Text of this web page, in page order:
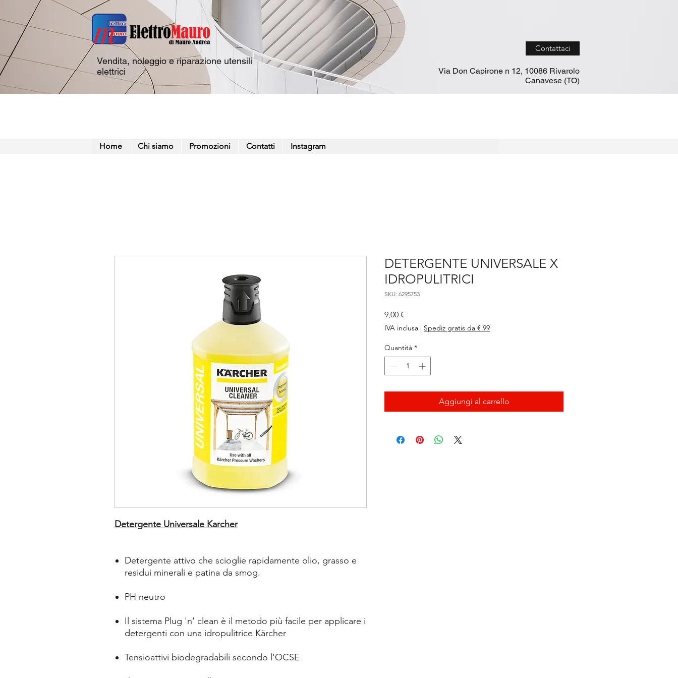
Vendita, noleggio e riparazione utensili
elettrici
Contattaci
Via Don Capirone n 12, 10086 Rivarolo
Canavese (TO)
Home Chi siamo Promozioni Contatti Instagram
Detergente Universale Karcher
Detergente attivo che scioglie rapidamente olio, grasso e
residui minerali e patina da smog.
PH neutro
Il sistema Plug 'n' clean è il metodo più facile per applicare i
detergenti con una idropulitrice Kärcher
Tensioattivi biodegradabili secondo l'OCSE
DETERGENTE UNIVERSALE X
IDROPULITRICI
SKU: 6295753
9,00 €
IVA inclusa | Spediz gratis da € 99
Quantità *
Aggiungi al carrello